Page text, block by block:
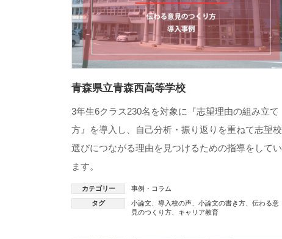
青森県立青森西高等学校
3年生6クラス230名を対象に『志望理由の組み立て
方』を導入し、自己分析・振り返りを重ねて志望校
選びにつながる理由を見つけるための指導をしてい
ます。
カテゴリー
事例・コラム
タグ
小論文 導入校の声 小論文の書き方
伝わる意
見のつくり方
キャリア教育